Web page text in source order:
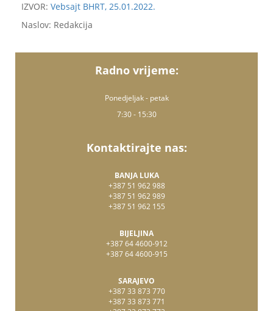
IZVOR: Vebsajt BHRT, 25.01.2022.
Naslov: Redakcija
Radno vrijeme:
Ponedjeljak - petak
7:30 - 15:30
Kontaktirajte nas:
BANJA LUKA
+387 51 962 988
+387 51 962 989
+387 51 962 155
BIJELJINA
+387 64 4600-912
+387 64 4600-915
SARAJEVO
+387 33 873 770
+387 33 873 771